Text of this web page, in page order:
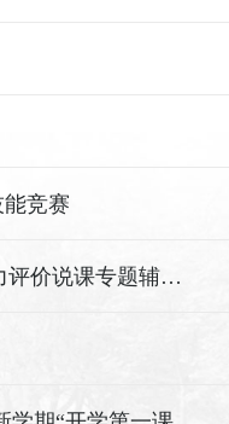
竞赛
精准对标新评估 精研说课促提升 —— 我院举办高职办学能力评价说课专题辅导讲座